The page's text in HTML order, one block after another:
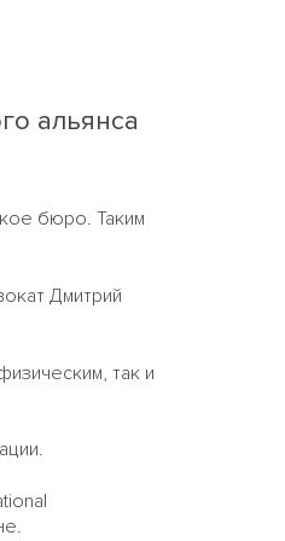
альянса
бюро. Таким
Дмитрий
так и